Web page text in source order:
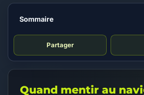
Quand mentir au
Sommaire
Partager